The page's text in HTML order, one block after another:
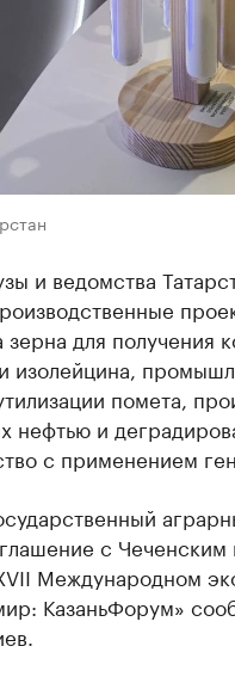
и ведомства
для получения
изолейцина,
помета,
нефтью и
с применением
с Чеченским
Международном
КазаньФорум»